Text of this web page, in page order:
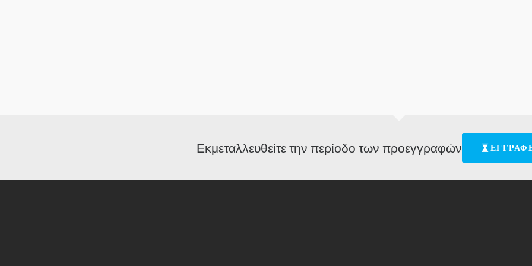
Εκμεταλλευθείτε την περίοδο των προεγγραφών
[ess_grid alias="allsponsors"] © HAOMS2018 - Designed by Dimitrios Papadakis